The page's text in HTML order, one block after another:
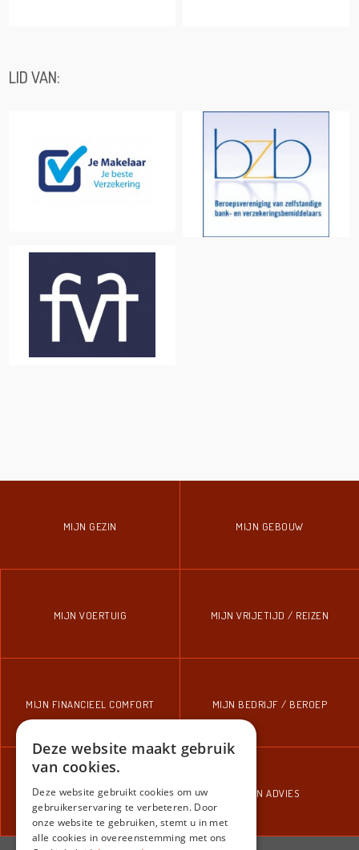
LID VAN:
MIJN GEZIN MIJN GEBOUW
MIJN VOERTUIG MIJN VRIJETIJD / REIZEN
MIJN FINANCIEEL COMFORT MIJN BEDRIJF / BEROEP
MIJN VERDEDIGING MIJN ADVIES
Deze website maakt gebruik
van cookies.
Deze website gebruikt cookies om uw
gebruikerservaring te verbeteren. Door
onze website te gebruiken, stemt u in met
alle cookies in overeenstemming met ons